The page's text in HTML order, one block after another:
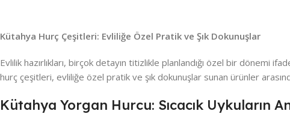
Kütahya Hurç Çeşitleri: Evliliğe Özel Pratik ve Şık Dokunuşlar
Evlilik hazırlıkları, birçok detayın titizlikle planlandığı özel bir dönemi
hurç çeşitleri, evliliğe özel pratik ve şık dokunuşlar sunan ürünler
Kütahya Yorgan Hurcu: Sıcacık Uykuların